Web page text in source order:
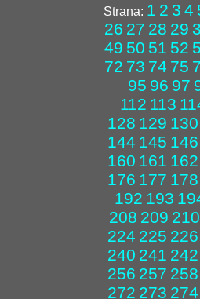
Strana: 1 2 3 4
26 27 28 29
49 50 51 52
72 73 74 75
95 96 97
112 113
128 129 130
144 145 146
160 161 162
176 177 178
192 193
208 209 210
224 225 226
240 241 242
256 257 258
272 273 274